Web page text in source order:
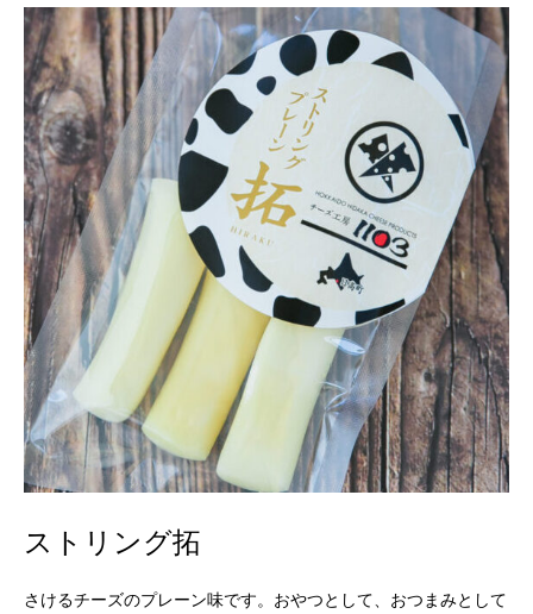
ストリング拓
さけるチーズのプレーン味です。おやつとして、おつまみとして